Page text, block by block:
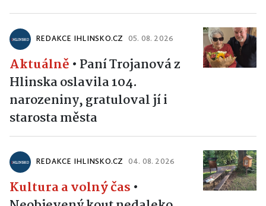
REDAKCE IHLINSKO.CZ 05. 08. 2026
Aktuálně • Paní Trojanová z
Hlinska oslavila 104.
narozeniny, gratuloval jí i
starosta města
REDAKCE IHLINSKO.CZ 04. 08. 2026
Kultura a volný čas •